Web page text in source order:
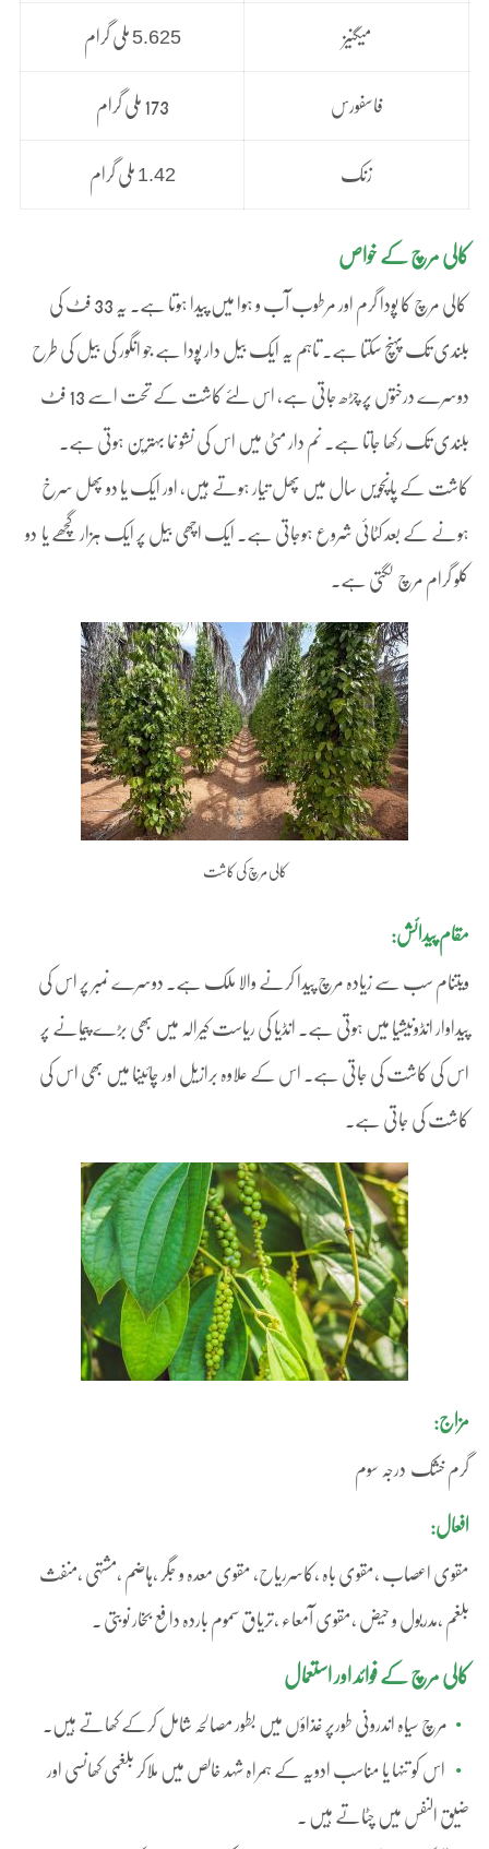
میگنیز 5.625 ملی گرام
فاسفورس 173 ملی گرام
زنک 1.42 ملی گرام
کالی مرچ کے خواص
کالی مرچ کا پودا گرم اور مرطوب آب و ہوا میں پیدا ہوتا ہے۔ یہ 33 فٹ کی
بلندی تک پہنچ سکتا ہے۔ تاہم یہ ایک بیل دار پودا ہے جو انگور کی بیل کی طرح
دوسرے درختوں پر چڑھ جاتی ہے، اس لئے کاشت کے تحت اسے 13 فٹ
بلندی تک رکھا جاتا ہے۔ نم دار مٹی میں اس کی نشو نما بہترین ہوتی ہے۔
کاشت کے پانچویں سال میں پھل تیار ہوتے ہیں، اور ایک یا دو پھل سرخ
ہونے کے بعد کٹائی شروع ہوجاتی ہے۔ ایک اچھی بیل پر ایک ہزار گچھے یا دو
کلو گرام مرچ لگتی ہے۔
کالی مرچ کی کاشت
مقام پیدائش:
ویتنام سب سے زیادہ مرچ پیدا کرنے والا ملک ہے۔ دوسرے نمبر پر اس کی
پیداوار انڈونیشیا میں ہوتی ہے۔ انڈیا کی ریاست کیرالہ میں بھی بڑے پیمانے پر
اس کی کاشت کی جاتی ہے۔ اس کے علاوہ برازیل اور چائینا میں بھی اس کی
کاشت کی جاتی ہے۔
مزاج:
گرم خشک درجہ سوم
افعال:
مقوی اعصاب ،مقوی باہ ،کاسرریاح، مقوی معدہ و جگر ،ہاضم ،مشتہی ،منفث
بلغم ،مدربول و حیض ،مقوی آمعاء ،تریاق سموم باردہ دافع بخار نوبتی ۔
کالی مرچ کے فوائد اور استعمال
مرچ سیاہ اندرونی طورپر غذاؤں میں بطور مصالحہ شامل کرکے کھاتے ہیں۔
اس کو تنہا یا مناسب ادویہ کے ہمراہ شہد خالص میں ملاکر بلغمی کھانسی اور
ضیق النفس میں چٹاتے ہیں ۔